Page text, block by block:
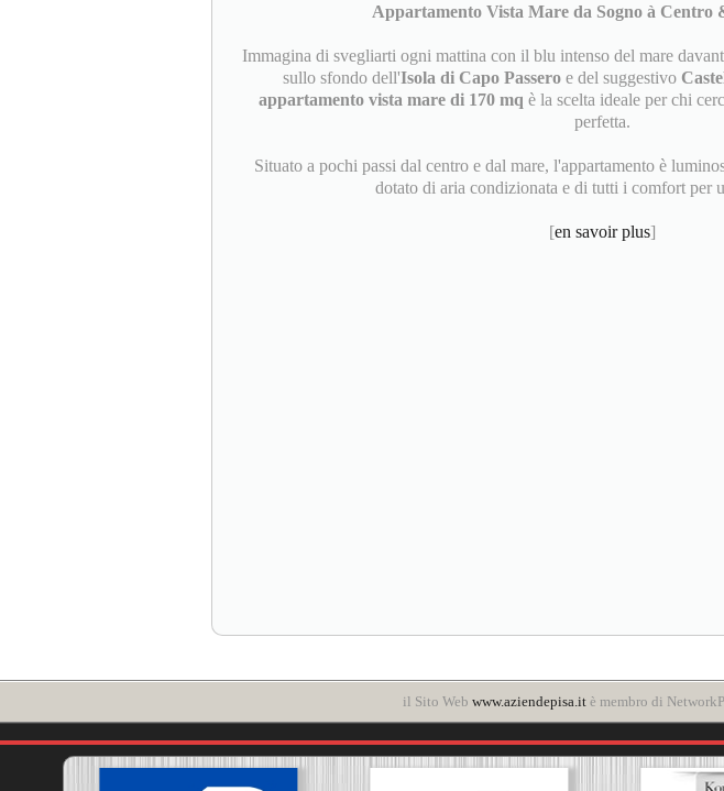
Appartamento Vista Mare da Sogno à Centro
Immagina di svegliarti ogni mattina con il blu intenso del mare
sullo sfondo dell'Isola di Capo Passeroe del suggestivo
appartamento vista mare di 170 mq è la scelta ideale per chi
perfetta.
Situato a pochi passi dal centro e dal mare, l'appartamento è
dotato di aria condizionata e di tutti i comfort per
[en savoir plus]
il Sito Web www.aziendepisa.itè membro di